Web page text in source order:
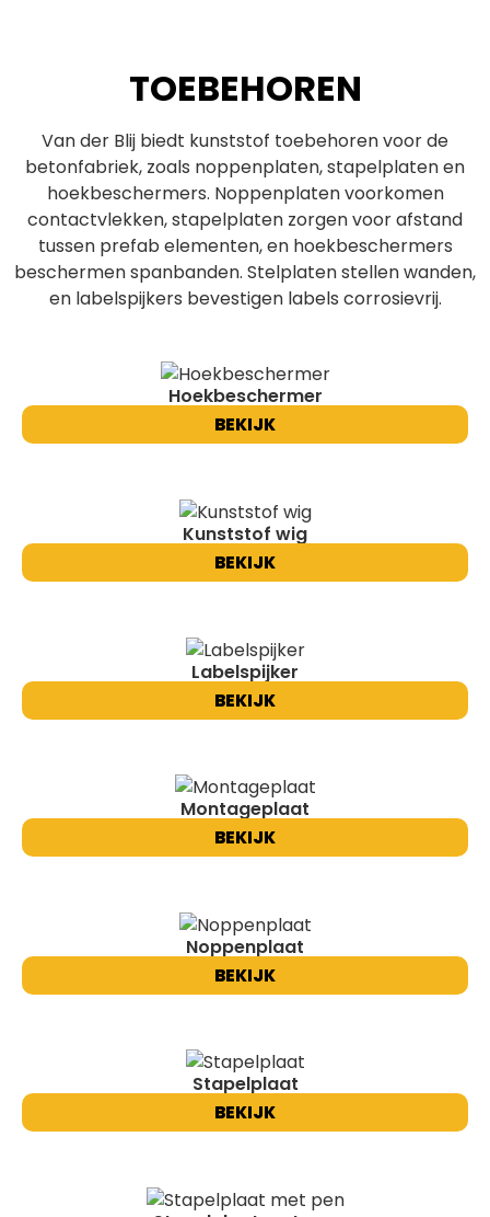
TOEBEHOREN
Van der Blij biedt kunststof toebehoren voor de
betonfabriek, zoals noppenplaten, stapelplaten en
hoekbeschermers. Noppenplaten voorkomen
contactvlekken, stapelplaten zorgen voor afstand
tussen prefab elementen, en hoekbeschermers
beschermen spanbanden. Stelplaten stellen wanden,
en labelspijkers bevestigen labels corrosievrij.
Hoekbeschermer
BEKIJK
Kunststof wig
BEKIJK
Labelspijker
BEKIJK
Montageplaat
BEKIJK
Noppenplaat
BEKIJK
Stapelplaat
BEKIJK